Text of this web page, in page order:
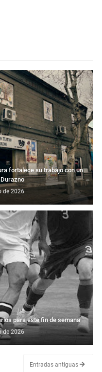
fortalece su trabajo con un
de 2026
para este fin de semana
de 2026
Entradas antiguas